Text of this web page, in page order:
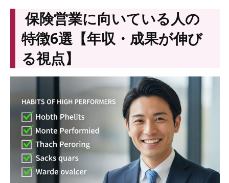
保険営業に向いている人の
特徴6選【年収・成果が伸び
る視点】